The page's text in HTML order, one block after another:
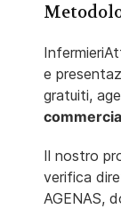
e
gratuiti,
Il nostro
verifica
AGENAS,